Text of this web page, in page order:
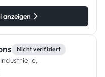
anzeigen
Nicht verifiziert
Industrielle,